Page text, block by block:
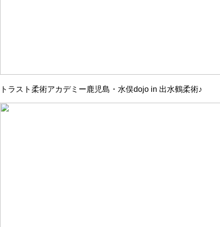
トラスト柔術アカデミー鹿児島・水俣dojo in 出水鶴柔術♪